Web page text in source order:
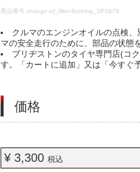
DETAILS
商品番号change-oil_filter-flushing_SP2679
クルマのエンジンオイルの点検
マの安全走行のために、部品の状態
ブリヂストンのタイヤ専門店(コ
す。「カートに追加」又は「今すぐ
価格
¥ 3,300税込